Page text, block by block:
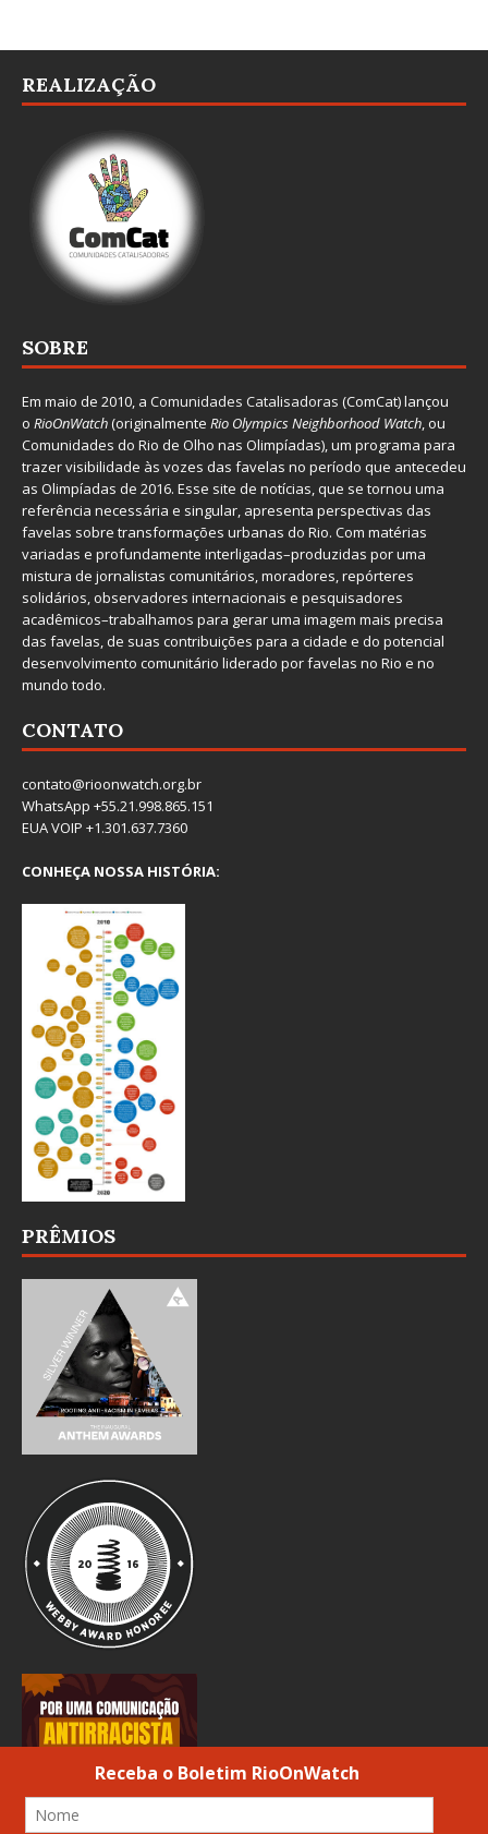
REALIZAÇÃO
SOBRE
Em maio de 2010, a Comunidades Catalisadoras (ComCat) lançou
o RioOnWatch(originalmente Rio Olympics Neighborhood Watch, ou
Comunidades do Rio de Olho nas Olimpíadas), um programa para
trazer visibilidade às vozes das favelas no período que antecedeu
as Olimpíadas de 2016. Esse site de notícias, que se tornou uma
referência necessária e singular, apresenta perspectivas das
favelas sobre transformações urbanas do Rio. Com matérias
variadas e profundamente interligadas–produzidas por uma
mistura de jornalistas comunitários, moradores, repórteres
solidários, observadores internacionais e pesquisadores
acadêmicos–trabalhamos para gerar uma imagem mais precisa
das favelas, de suas contribuições para a cidade e do potencial
desenvolvimento comunitário liderado por favelas no Rio e no
mundo todo.
CONTATO
contato@rioonwatch.org.br
WhatsApp +55.21.998.865.151
EUA VOIP +1.301.637.7360
CONHEÇA NOSSA HISTÓRIA:
PRÊMIOS